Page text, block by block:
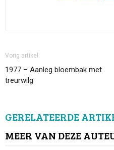
Vorig artikel
1977 – Aanleg bloembak met
treurwilg
GERELATEERDE
MEER VAN DEZE